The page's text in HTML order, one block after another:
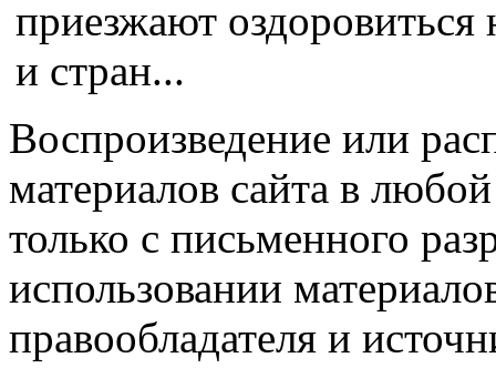
приезжают
и стран...
Воспроизведение или
материалов сайта в
только с письменного
использовании
правообладателя и